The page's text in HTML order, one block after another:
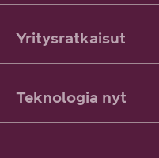
Yritysratkaisut
Teknologia nyt